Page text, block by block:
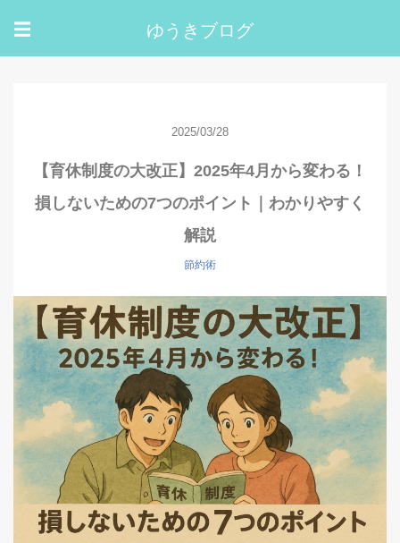
☰ ゆうきブログ
2025/03/28
【育休制度の大改正】2025年4月から変わる！
損しないための7つのポイント｜わかりやすく
解説
節約術